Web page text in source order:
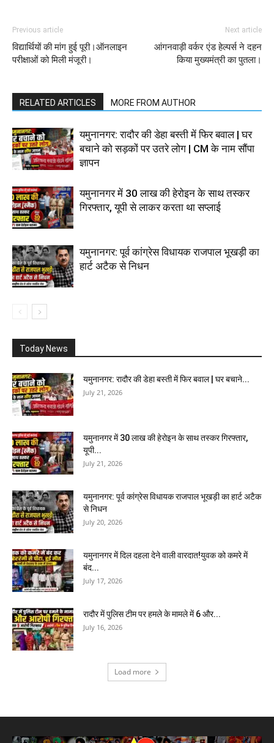
Previous article
विद्यार्थियों की मांग हुई पूरी।ऑनलाइन
परीक्षाओं को मिली मंजूरी।
Next article
आंगनवाड़ी वर्कर एंड हेल्पर्स ने दहन
किया मुख्यमंत्री का पुतला।
RELATED ARTICLES MORE FROM AUTHOR
यमुनानगर: रादौर की डेहा बस्ती में फिर बवाल | घर
बचाने को सड़कों पर उतरे लोग | CM के नाम सौंपा
ज्ञापन
यमुनानगर में 30 लाख की हेरोइन के साथ तस्कर
गिरफ्तार, यूपी से लाकर करता था सप्लाई
यमुनानगर: पूर्व कांग्रेस विधायक राजपाल भूखड़ी का
हार्ट अटैक से निधन
Today News
यमुनानगर: रादौर की डेहा बस्ती में फिर बवाल | घर बचाने...
July 21, 2026
यमुनानगर में 30 लाख की हेरोइन के साथ तस्कर गिरफ्तार,
यूपी...
July 21, 2026
यमुनानगर: पूर्व कांग्रेस विधायक राजपाल भूखड़ी का हार्ट अटैक
से निधन
July 20, 2026
यमुनानगर में दिल दहला देने वाली वारदात!युवक को कमरे में
बंद...
July 17, 2026
रादौर में पुलिस टीम पर हमले के मामले में 6 और...
July 16, 2026
Load more